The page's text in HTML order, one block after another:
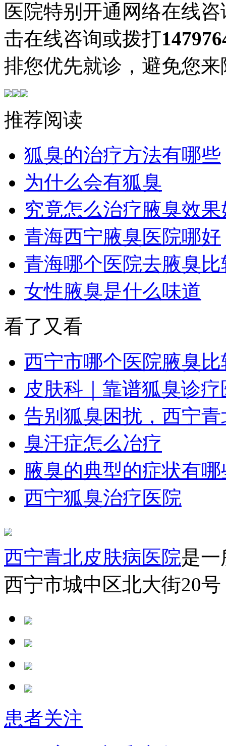
医院特别开通网络在线
击在线咨询或拨打
排您优先就诊，避免您
推荐阅读
狐臭的治疗方法有哪些
为什么会有狐臭
究竟怎么治疗腋臭效果
青海西宁腋臭医院哪好
青海哪个医院去腋臭比
女性腋臭是什么味道
看了又看
西宁市哪个医院腋臭比
皮肤科｜靠谱狐臭诊
告别狐臭困扰，西宁
臭汗症怎么冶疗
腋臭的典型的症状有哪
西宁狐臭治疗医院
西宁青北皮肤病医院是
西宁市城中区北大街20
患者关注